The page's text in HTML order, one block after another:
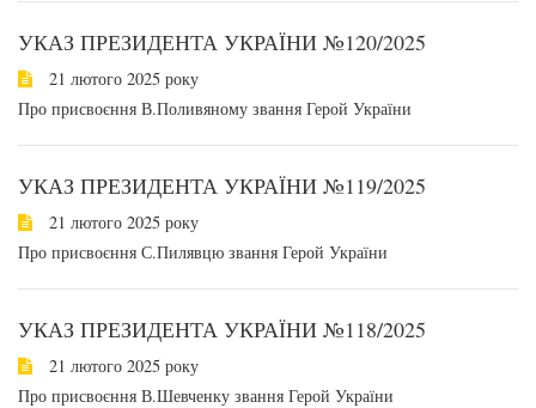
УКАЗ ПРЕЗИДЕНТА УКРАЇНИ №120/2025
21 лютого 2025 року
Про присвоєння В.Поливяному звання Герой України
УКАЗ ПРЕЗИДЕНТА УКРАЇНИ №119/2025
21 лютого 2025 року
Про присвоєння С.Пилявцю звання Герой України
УКАЗ ПРЕЗИДЕНТА УКРАЇНИ №118/2025
21 лютого 2025 року
Про присвоєння В.Шевченку звання Герой України